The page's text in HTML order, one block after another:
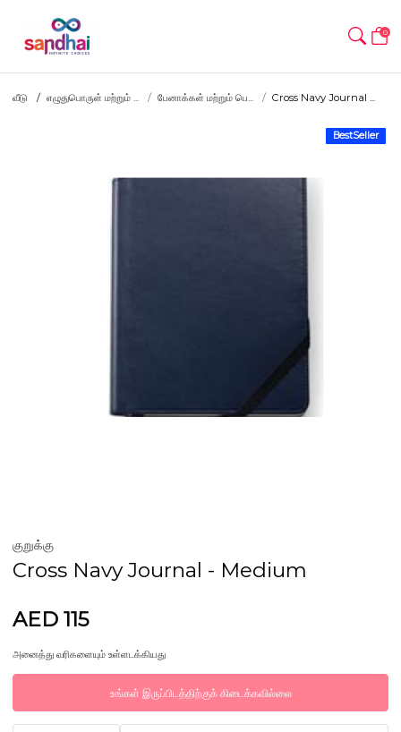
0
வீடு எழுதுபொருள் மற்றும் ... பேனாக்கள் மற்றும் பெ... Cross Navy Journal ...
BestSeller
குறுக்கு
Cross Navy Journal - Medium
AED 115
அனைத்து வரிகளையும் உள்ளடக்கியது
உங்கள் இருப்பிடத்திற்குக் கிடைக்கவில்லை